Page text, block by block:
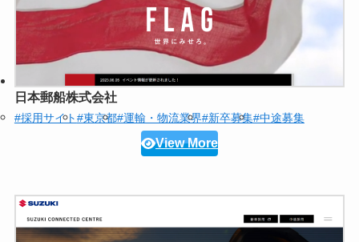
日本郵船株式会社
#採用サイト#東京都#運輸・物流業界#新卒募集#中途募集
View More